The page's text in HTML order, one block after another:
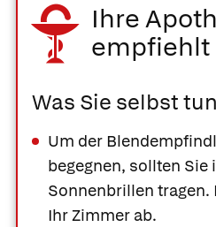
Ihre
empfiehlt
Was Sie selbst
Um der
begegnen, sollten Sie
Sonnenbrillen tragen.
Ihr Zimmer ab.